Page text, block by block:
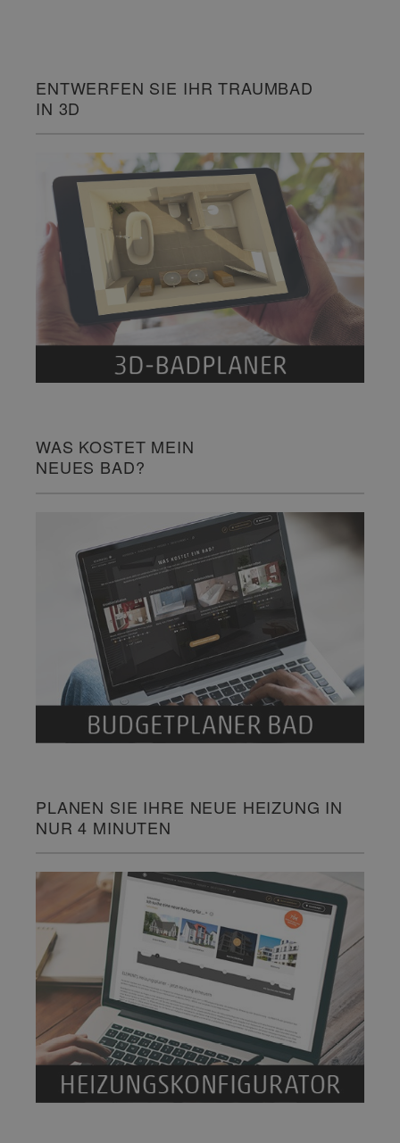
ENTWERFEN SIE IHR TRAUMBAD
IN 3D
WAS KOSTET MEIN
NEUES BAD?
PLANEN SIE IHRE NEUE HEIZUNG IN
NUR 4 MINUTEN